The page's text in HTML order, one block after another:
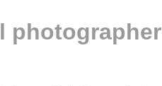
photographer